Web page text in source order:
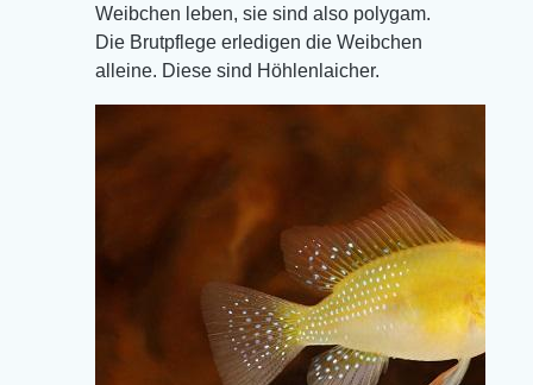
Weibchen leben, sie sind also polygam.
Die Brutpflege erledigen die Weibchen
alleine. Diese sind Höhlenlaicher.